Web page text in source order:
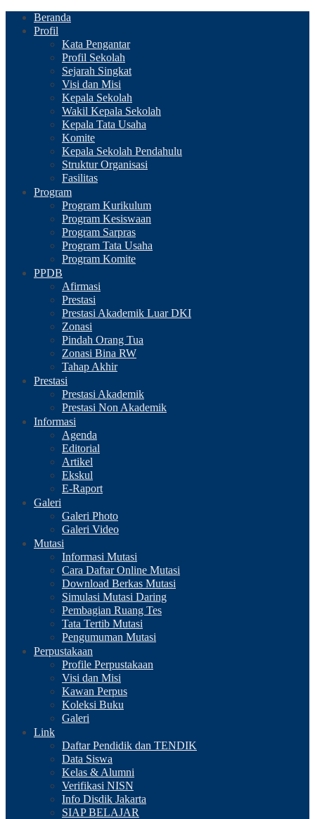
Beranda
Profil
Kata Pengantar
Profil Sekolah
Sejarah Singkat
Visi dan Misi
Kepala Sekolah
Wakil Kepala Sekolah
Kepala Tata Usaha
Komite
Kepala Sekolah Pendahulu
Struktur Organisasi
Fasilitas
Program
Program Kurikulum
Program Kesiswaan
Program Sarpras
Program Tata Usaha
Program Komite
PPDB
Afirmasi
Prestasi
Prestasi Akademik Luar DKI
Zonasi
Pindah Orang Tua
Zonasi Bina RW
Tahap Akhir
Prestasi
Prestasi Akademik
Prestasi Non Akademik
Informasi
Agenda
Editorial
Artikel
Ekskul
E-Raport
Galeri
Galeri Photo
Galeri Video
Mutasi
Informasi Mutasi
Cara Daftar Online Mutasi
Download Berkas Mutasi
Simulasi Mutasi Daring
Pembagian Ruang Tes
Tata Tertib Mutasi
Pengumuman Mutasi
Perpustakaan
Profile Perpustakaan
Visi dan Misi
Kawan Perpus
Koleksi Buku
Galeri
Link
Daftar Pendidik dan TENDIK
Data Siswa
Kelas & Alumni
Verifikasi NISN
Info Disdik Jakarta
SIAP BELAJAR